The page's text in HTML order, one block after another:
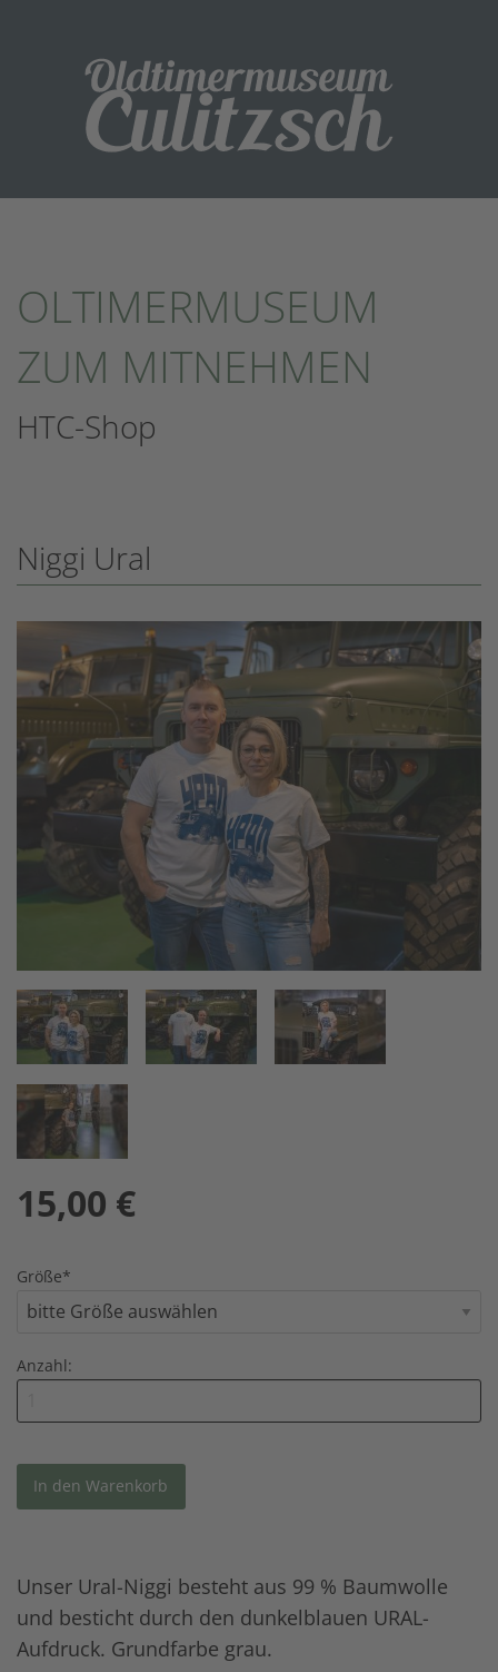
OLTIMERMUSEUM
ZUM MITNEHMEN
HTC-Shop
Niggi Ural
15,00 €
Größe*
Anzahl:
Unser Ural-Niggi besteht aus 99 % Baumwolle
und besticht durch den dunkelblauen URAL-
Aufdruck. Grundfarbe grau.